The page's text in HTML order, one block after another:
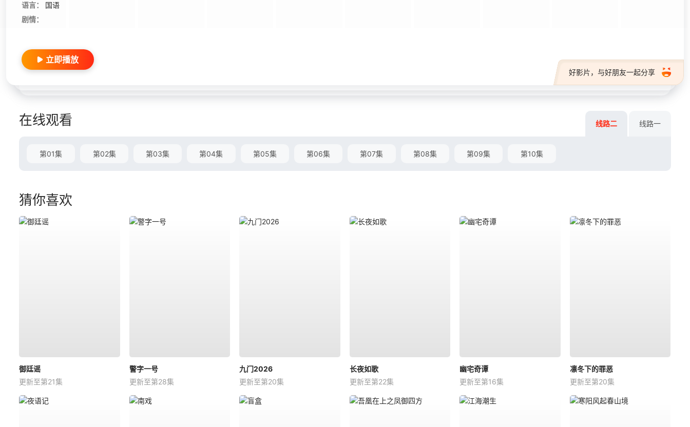
语言：
国语
剧情：
好影片，与好朋友一起分享
立即播放
在线观看 线路二 线路一
第01集 第02集 第03集 第04集 第05集 第06集 第07集 第08集 第09集 第10集
猜你喜欢
御廷谣
更新至第21集
警字一号
更新至第28集
九门2026
更新至第20集
长夜如歌
更新至第22集
幽宅奇谭
更新至第16集
凛冬下的罪恶
更新至第20集